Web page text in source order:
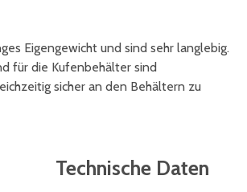
Eigengewicht und sind sehr langlebig.
für die Kufenbehälter sind
sicher an den Behältern zu
Technische Daten